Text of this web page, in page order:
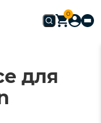
0
для